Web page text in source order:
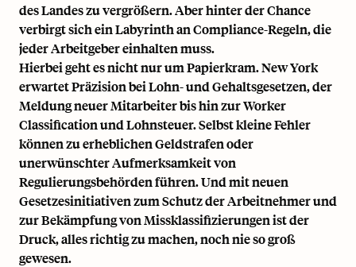
des Landes zu vergrößern. Aber hinter der Chance
verbirgt sich ein Labyrinth an Compliance-Regeln, die
jeder Arbeitgeber einhalten muss.
Hierbei geht es nicht nur um Papierkram. New York
erwartet Präzision bei Lohn- und Gehaltsgesetzen, der
Meldung neuer Mitarbeiter bis hin zur Worker
Classification undLohnsteuer. Selbst kleine Fehler
können zu erheblichen Geldstrafen oder
unerwünschter Aufmerksamkeit von
Regulierungsbehörden führen. Und mit neuen
Gesetzesinitiativen zum Schutz der Arbeitnehmer und
zur Bekämpfung von Missklassifizierungen ist der
Druck, alles richtig zu machen, noch nie so groß
gewesen.